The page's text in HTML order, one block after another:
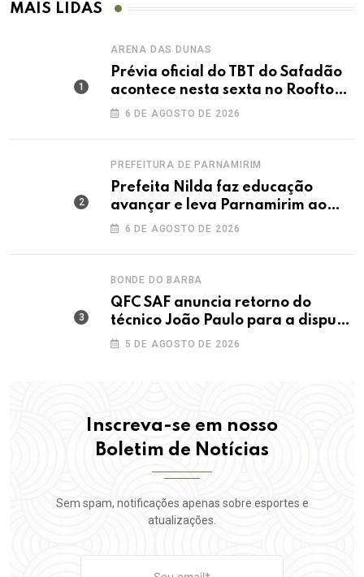
MAIS LIDAS
ARENA DAS DUNAS
Prévia oficial do TBT do Safadão
acontece nesta sexta no Rooftop
Dunas
6 DE AGOSTO DE 2026
PREFEITURA DE PARNAMIRIM
Prefeita Nilda faz educação
avançar e leva Parnamirim ao
maior IDEB da história dos anos
6 DE AGOSTO DE 2026
BONDE DO BARBA
QFC SAF anuncia retorno do
técnico João Paulo para a disputa
da elite do Campeonato Potiguar
5 DE AGOSTO DE 2026
Inscreva-se em nosso
Boletim de Notícias
Sem spam, notificações apenas sobre esportes e
atualizações.